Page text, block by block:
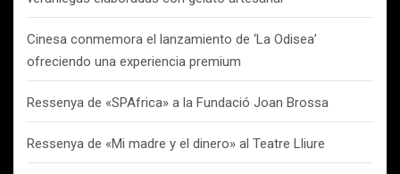
Cinesa conmemora el lanzamiento de ‘La Odisea’
ofreciendo una experiencia premium
Ressenya de «SPAfrica» a la Fundació Joan Brossa
Ressenya de «Mi madre y el dinero» al Teatre Lliure